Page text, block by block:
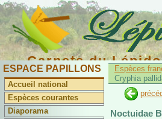
Carnets du
ESPACE PAPILLONS
Accueil national
Espèces courantes
Diaporama
Espèces
Cryphia
Noctuidae